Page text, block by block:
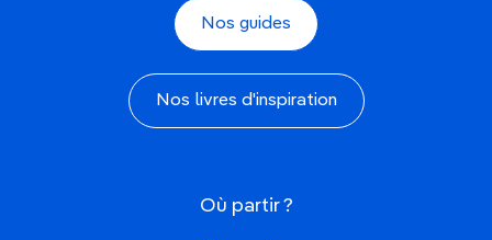
Nos guides
Nos livres d'inspiration
Où partir ?